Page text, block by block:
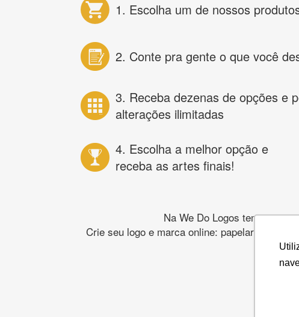
1. Escolha um de nossos
2. Conte pra gente o que você
3. Receba dezenas de opções e
alterações ilimitadas
4. Escolha a melhor opção e
receba as artes finais!
Na We Do Logos temos os
Crie seu logo e marca online: papelaria,